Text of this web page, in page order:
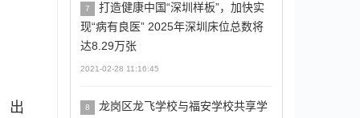
出
7
打造健康中国“深圳样板”，加快实
现“病有良医” 2025年深圳床位总数将
达8.29万张
2021-02-28 11:16:45
8
龙岗区龙飞学校与福安学校共享学